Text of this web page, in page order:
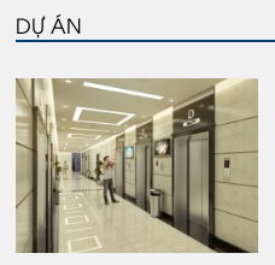
DỰ ÁN